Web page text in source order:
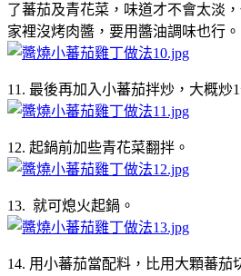
了蕃茄及青花菜，味道才不會太淡
家裡沒烤肉醬，要用醬油調味也行。
11. 最後再加入小蕃茄拌炒，大概炒
12. 起鍋前加些青花菜翻拌。
13. 就可熄火起鍋。
14. 用小蕃茄當配料，比用大顆蕃茄